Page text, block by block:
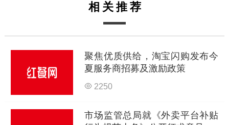
相关推荐
聚焦优质供给，淘宝闪购发布今
夏服务商招募及激励政策
2250
市场监管总局就《外卖平台补贴